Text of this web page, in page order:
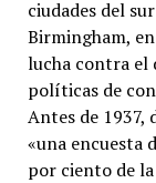
ciudades del
Birmingham,
lucha contra el
políticas de
Antes de 1937,
«una encuesta
por ciento de